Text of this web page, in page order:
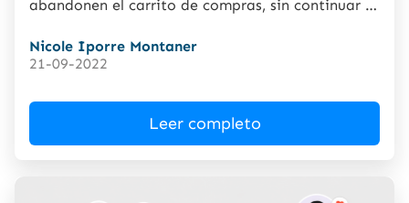
abandonen el carrito de compras, sin continuar el
Nicole Iporre Montaner
21-09-2022
Leer completo